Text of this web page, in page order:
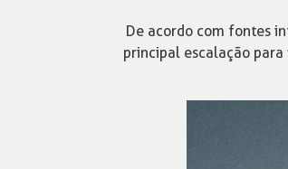
De acordo com fontes
principal escalação